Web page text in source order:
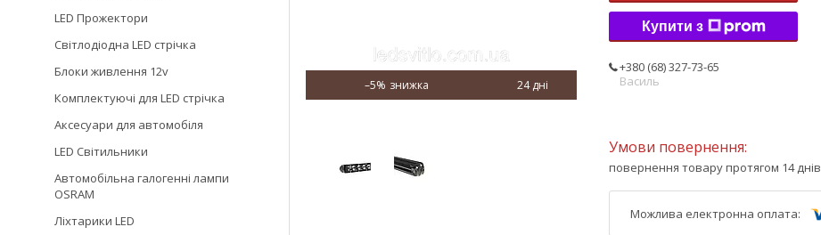
–5% 24 дні
Купити з
+380 (68) 327-73-65
Василь
повернення товару протягом 14 днів
LED Прожектори
Світлодіодна LED стрічка
Блоки живлення 12v
Комплектуючі для LED стрічка
Аксесуари для автомобіля
LED Світильники
Автомобільна галогенні лампи
OSRAM
Ліхтарики LED